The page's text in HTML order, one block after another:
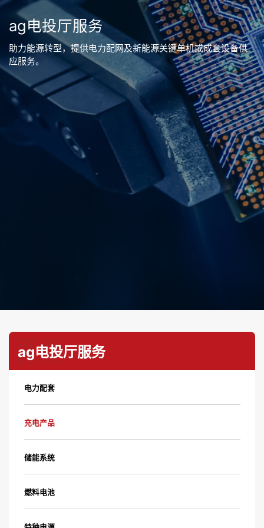
ag电投厅服务
助力能源转型，提供电力配网及新能源关键单机或成套设备供
应服务。
ag电投厅服务
电力配套
充电产品
储能系统
燃料电池